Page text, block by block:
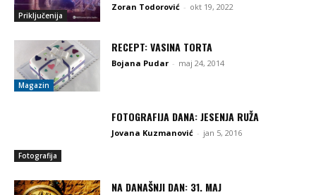
Priključenija
Zoran Todorović - okt 19, 2022
Magazin
RECEPT: VASINA TORTA
Bojana Pudar - maj 24, 2014
Fotografija
FOTOGRAFIJA DANA: JESENJA RUŽA
Jovana Kuzmanović - jan 5, 2016
NA DANAŠNJI DAN: 31. MAJ